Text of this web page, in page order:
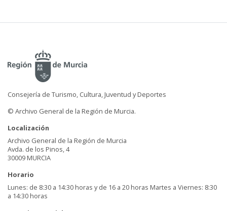
Consejería de Turismo, Cultura, Juventud y Deportes
© Archivo General de la Región de Murcia.
Localización
Archivo General de la Región de Murcia
Avda. de los Pinos, 4
30009 MURCIA
Horario
Lunes: de 8:30 a 14:30 horas y de 16 a 20 horas Martes a Viernes: 8:30
a 14:30 horas